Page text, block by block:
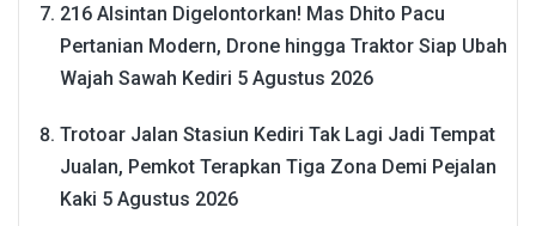
216 Alsintan Digelontorkan! Mas Dhito Pacu
Pertanian Modern, Drone hingga Traktor Siap Ubah
Wajah Sawah Kediri 5 Agustus 2026
Trotoar Jalan Stasiun Kediri Tak Lagi Jadi Tempat
Jualan, Pemkot Terapkan Tiga Zona Demi Pejalan
Kaki 5 Agustus 2026